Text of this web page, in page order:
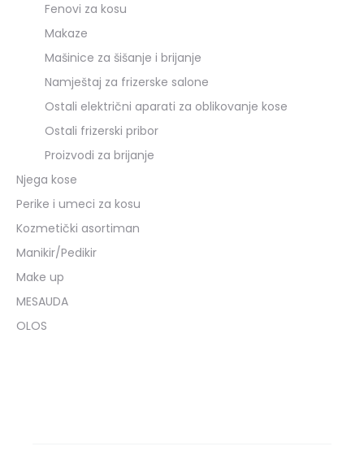
Fenovi za kosu
Makaze
Mašinice za šišanje i brijanje
Namještaj za frizerske salone
Ostali električni aparati za oblikovanje kose
Ostali frizerski pribor
Proizvodi za brijanje
Njega kose
Perike i umeci za kosu
Kozmetički asortiman
Manikir/Pedikir
Make up
MESAUDA
OLOS